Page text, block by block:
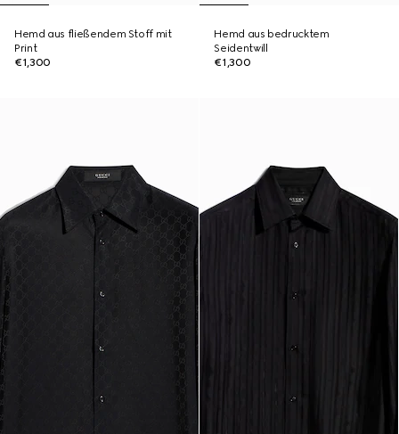
Hemd aus fließendem Stoff mit
Print
€1,300
Hemd aus bedrucktem
Seidentwill
€1,300